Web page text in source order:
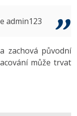
admin123
zachová původní
může trvat